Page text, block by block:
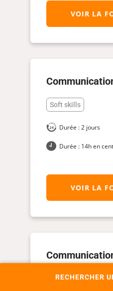
RECHERCHER
VOIR LA
Soft skills
Durée : 2 jours
Durée : 14h en
VOIR LA